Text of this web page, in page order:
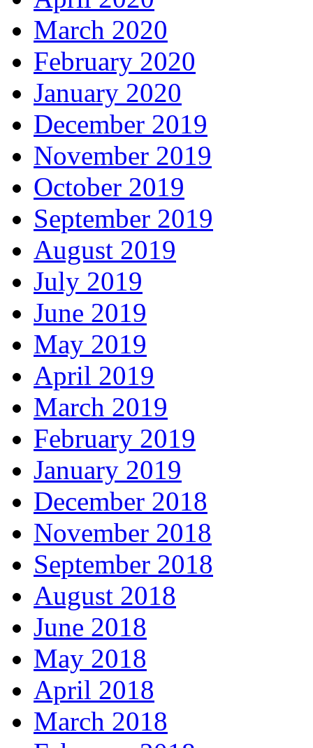
March 2020
February 2020
January 2020
December 2019
November 2019
October 2019
September 2019
August 2019
July 2019
June 2019
May 2019
April 2019
March 2019
February 2019
January 2019
December 2018
November 2018
September 2018
August 2018
June 2018
May 2018
April 2018
March 2018